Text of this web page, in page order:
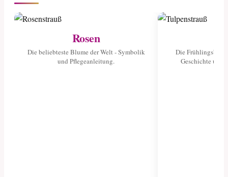
Rosen
Die beliebteste Blume der Welt - Symbolik
und Pflegeanleitung.
Die
Geschichte und